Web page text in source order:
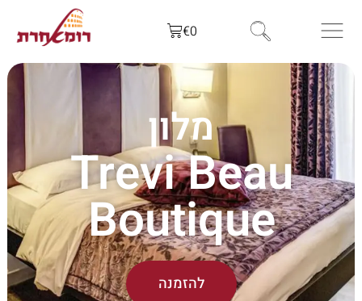
€0
מלון
Trevi Beau
Boutique
להזמנה